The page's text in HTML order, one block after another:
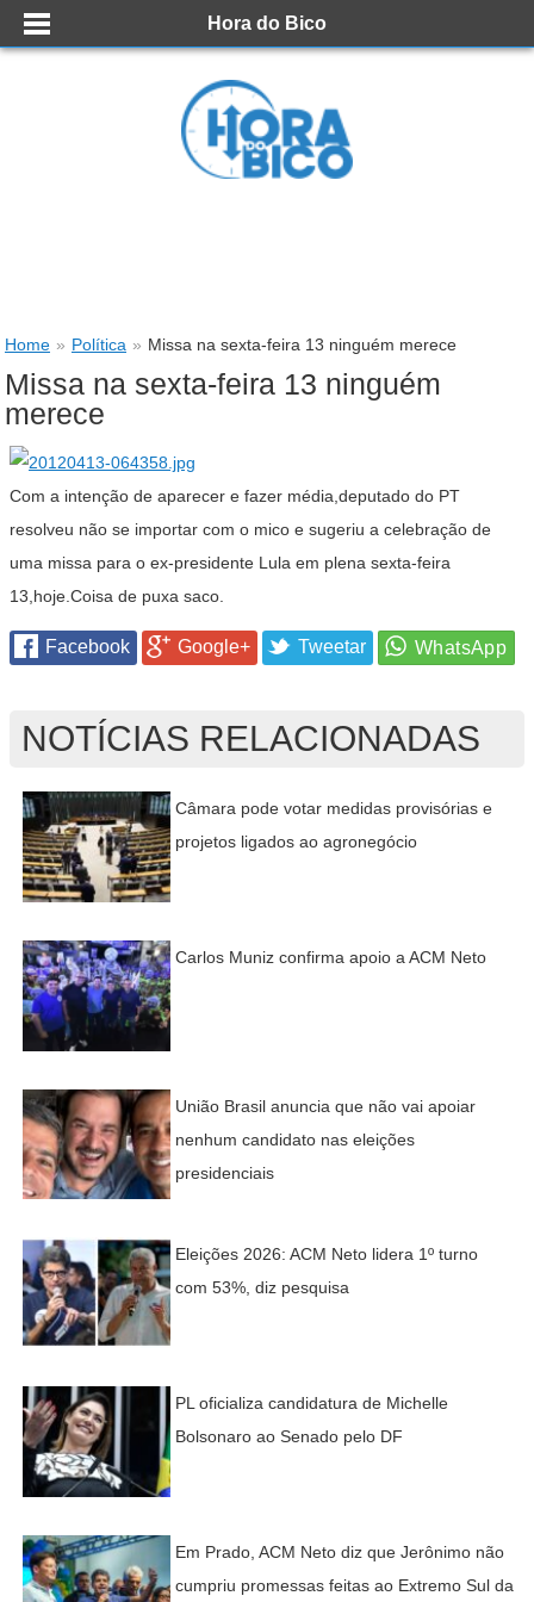
Hora do Bico
Home » Política » Missa na sexta-feira 13 ninguém merece
Missa na sexta-feira 13 ninguém
merece
Com a intenção de aparecer e fazer média,deputado do PT
resolveu não se importar com o mico e sugeriu a celebração de
uma missa para o ex-presidente Lula em plena sexta-feira
13,hoje.Coisa de puxa saco.
Facebook Google+ Tweetar
NOTÍCIAS RELACIONADAS
Câmara pode votar medidas provisórias e
projetos ligados ao agronegócio
Carlos Muniz confirma apoio a ACM Neto
União Brasil anuncia que não vai apoiar
nenhum candidato nas eleições
presidenciais
Eleições 2026: ACM Neto lidera 1º turno
com 53%, diz pesquisa
PL oficializa candidatura de Michelle
Bolsonaro ao Senado pelo DF
Em Prado, ACM Neto diz que Jerônimo não
cumpriu promessas feitas ao Extremo Sul da